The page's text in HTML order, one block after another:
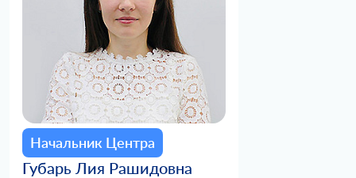
Начальник Центра
Губарь Лия Рашидовна